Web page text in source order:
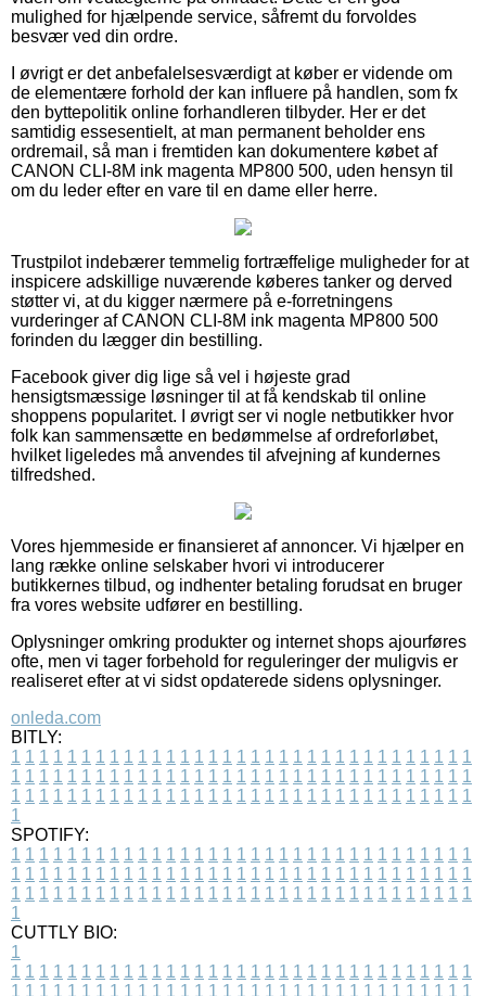
mulighed for hjælpende service, såfremt du forvoldes
besvær ved din ordre.
I øvrigt er det anbefalelsesværdigt at køber er vidende om
de elementære forhold der kan influere på handlen, som fx
den byttepolitik online forhandleren tilbyder. Her er det
samtidig essesentielt, at man permanent beholder ens
ordremail, så man i fremtiden kan dokumentere købet af
CANON CLI-8M ink magenta MP800 500, uden hensyn til
om du leder efter en vare til en dame eller herre.
Trustpilot indebærer temmelig fortræffelige muligheder for at
inspicere adskillige nuværende køberes tanker og derved
støtter vi, at du kigger nærmere på e-forretningens
vurderinger af CANON CLI-8M ink magenta MP800 500
forinden du lægger din bestilling.
Facebook giver dig lige så vel i højeste grad
hensigtsmæssige løsninger til at få kendskab til online
shoppens popularitet. I øvrigt ser vi nogle netbutikker hvor
folk kan sammensætte en bedømmelse af ordreforløbet,
hvilket ligeledes må anvendes til afvejning af kundernes
tilfredshed.
Vores hjemmeside er finansieret af annoncer. Vi hjælper en
lang række online selskaber hvori vi introducerer
butikkernes tilbud, og indhenter betaling forudsat en bruger
fra vores website udfører en bestilling.
Oplysninger omkring produkter og internet shops ajourføres
ofte, men vi tager forbehold for reguleringer der muligvis er
realiseret efter at vi sidst opdaterede sidens oplysninger.
onleda.com
BITLY:
1 1 1 1 1 1 1 1 1 1 1 1 1 1 1 1 1 1 1 1 1 1 1 1 1 1 1 1 1 1 1 1 1
1 1 1 1 1 1 1 1 1 1 1 1 1 1 1 1 1 1 1 1 1 1 1 1 1 1 1 1 1 1 1 1 1
1 1 1 1 1 1 1 1 1 1 1 1 1 1 1 1 1 1 1 1 1 1 1 1 1 1 1 1 1 1 1 1 1
1
SPOTIFY:
1 1 1 1 1 1 1 1 1 1 1 1 1 1 1 1 1 1 1 1 1 1 1 1 1 1 1 1 1 1 1 1 1
1 1 1 1 1 1 1 1 1 1 1 1 1 1 1 1 1 1 1 1 1 1 1 1 1 1 1 1 1 1 1 1 1
1 1 1 1 1 1 1 1 1 1 1 1 1 1 1 1 1 1 1 1 1 1 1 1 1 1 1 1 1 1 1 1 1
1
CUTTLY BIO:
1
1 1 1 1 1 1 1 1 1 1 1 1 1 1 1 1 1 1 1 1 1 1 1 1 1 1 1 1 1 1 1 1 1
1 1 1 1 1 1 1 1 1 1 1 1 1 1 1 1 1 1 1 1 1 1 1 1 1 1 1 1 1 1 1 1 1